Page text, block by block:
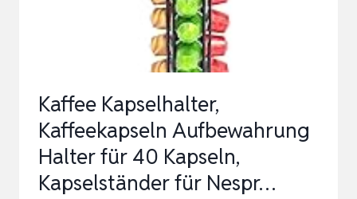
KAFFEEKAP…
Kaffee Kapselhalter,
Kaffeekapseln Aufbewahrung
Halter für 40 Kapseln,
Kapselständer für Nespr…